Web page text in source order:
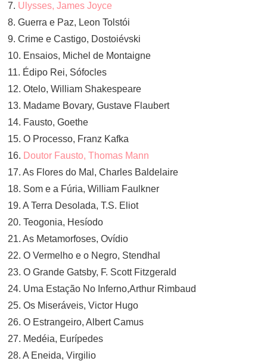
7. Ulysses, James Joyce
8. Guerra e Paz, Leon Tolstói
9. Crime e Castigo, Dostoiévski
10. Ensaios, Michel de Montaigne
11. Édipo Rei, Sófocles
12. Otelo, William Shakespeare
13. Madame Bovary, Gustave Flaubert
14. Fausto, Goethe
15. O Processo, Franz Kafka
16. Doutor Fausto, Thomas Mann
17. As Flores do Mal, Charles Baldelaire
18. Som e a Fúria, William Faulkner
19. A Terra Desolada, T.S. Eliot
20. Teogonia, Hesíodo
21. As Metamorfoses, Ovídio
22. O Vermelho e o Negro, Stendhal
23. O Grande Gatsby, F. Scott Fitzgerald
24. Uma Estação No Inferno,Arthur Rimbaud
25. Os Miseráveis, Victor Hugo
26. O Estrangeiro, Albert Camus
27. Medéia, Eurípedes
28. A Eneida, Virgilio